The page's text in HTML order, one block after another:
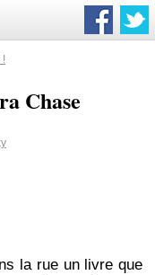
!
Chase
la rue un livre que